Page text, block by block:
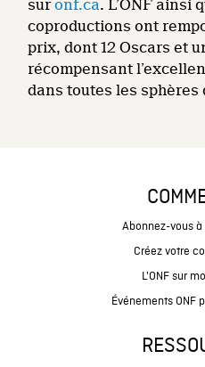
suronf.ca. L’ONF ainsi
coproductions ont
prix, dont 12 Oscars et
récompensant
dans toutes les
Abonnez-vous
Créez votre
L'ONF sur
Événements ONF